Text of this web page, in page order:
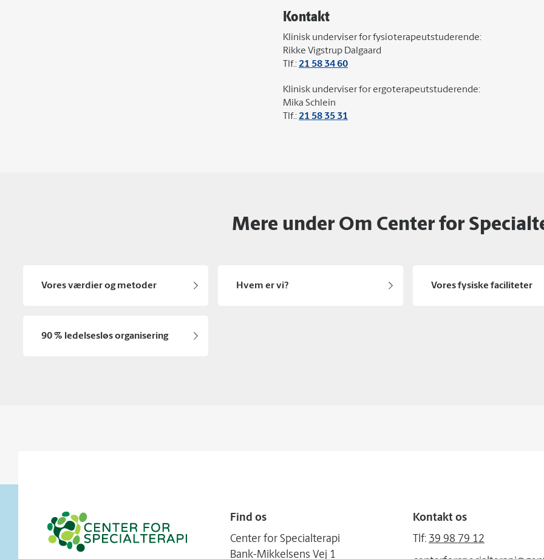
Kontakt
Klinisk underviser for fysioterapeutstuderende:
Rikke Vigstrup Dalgaard
Tlf.: 21 58 34 60
Klinisk underviser for ergoterapeutstuderende:
Mika Schlein
Tlf.: 21 58 35 31
Mere under Om Center for
Vores værdier og metoder Hvem er vi? Vores fysiske faciliteter
90 % ledelsesløs organisering
Find os
Center for Specialterapi
Bank-Mikkelsens Vej 1
Kontakt os
Tlf: 39 98 79 12